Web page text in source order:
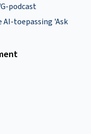
podcast
AI-toepassing 'Ask